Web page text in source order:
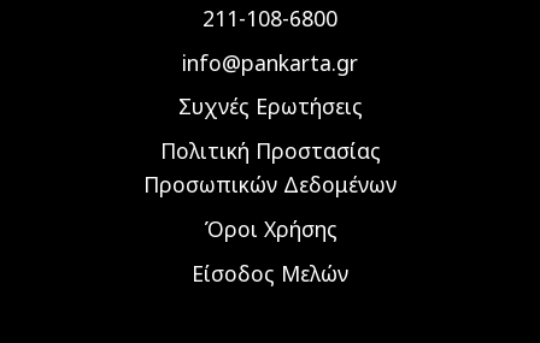
211-108-6800
info@pankarta.gr
Συχνές Ερωτήσεις
Πολιτική Προστασίας
Προσωπικών Δεδομένων
Όροι Χρήσης
Είσοδος Μελών